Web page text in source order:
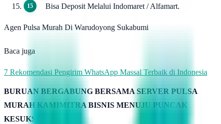
Bisa Deposit Melalui Indomaret / Alfamart.
Agen Pulsa Murah Di Warudoyong Sukabumi
Baca juga
7 Rekomendasi Pengirim WhatsApp Massal Terbaik di Indonesia
BURUAN BERGABUNG BERSAMA SERVER PULSA
MURAH KAMIMITRA BISNIS MENUJU PUNCAK
KESUKSESAN